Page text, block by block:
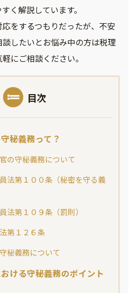
く解説しています。
をするつもりだったが、不安
したいとお悩み中の方は税理
にご相談ください。
目次
秘義務って？
の守秘義務について
法第１００条（秘密を守る義
法第１０９条（罰則）
第１２６条
秘義務について
ける守秘義務のポイント